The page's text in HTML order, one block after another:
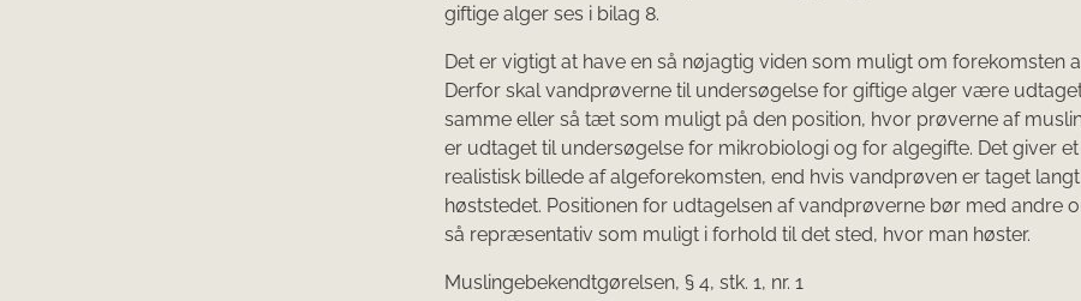
giftige alger ses i bilag 8.
Det er vigtigt at have en så nøjagtig viden som muligt om forekomsten
Derfor skal vandprøverne til undersøgelse for giftige alger være
samme eller så tæt som muligt på den position, hvor prøverne af
er udtaget til undersøgelse for mikrobiologi og for algegifte. Det giver
realistisk billede af algeforekomsten, end hvis vandprøven er taget
høststedet. Positionen for udtagelsen af vandprøverne bør med andre
så repræsentativ som muligt i forhold til det sted, hvor man høster.
Muslingebekendtgørelsen, § 4, stk. 1, nr. 1